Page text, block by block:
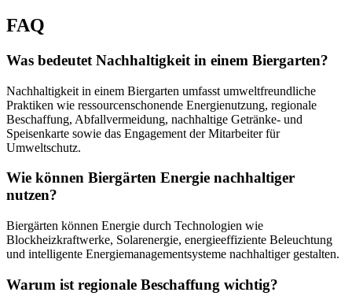
FAQ
Was bedeutet Nachhaltigkeit in einem Biergarten?
Nachhaltigkeit in einem Biergarten umfasst umweltfreundliche
Praktiken wie ressourcenschonende Energienutzung, regionale
Beschaffung, Abfallvermeidung, nachhaltige Getränke- und
Speisenkarte sowie das Engagement der Mitarbeiter für
Umweltschutz.
Wie können Biergärten Energie nachhaltiger
nutzen?
Biergärten können Energie durch Technologien wie
Blockheizkraftwerke, Solarenergie, energieeffiziente Beleuchtung
und intelligente Energiemanagementsysteme nachhaltiger gestalten.
Warum ist regionale Beschaffung wichtig?